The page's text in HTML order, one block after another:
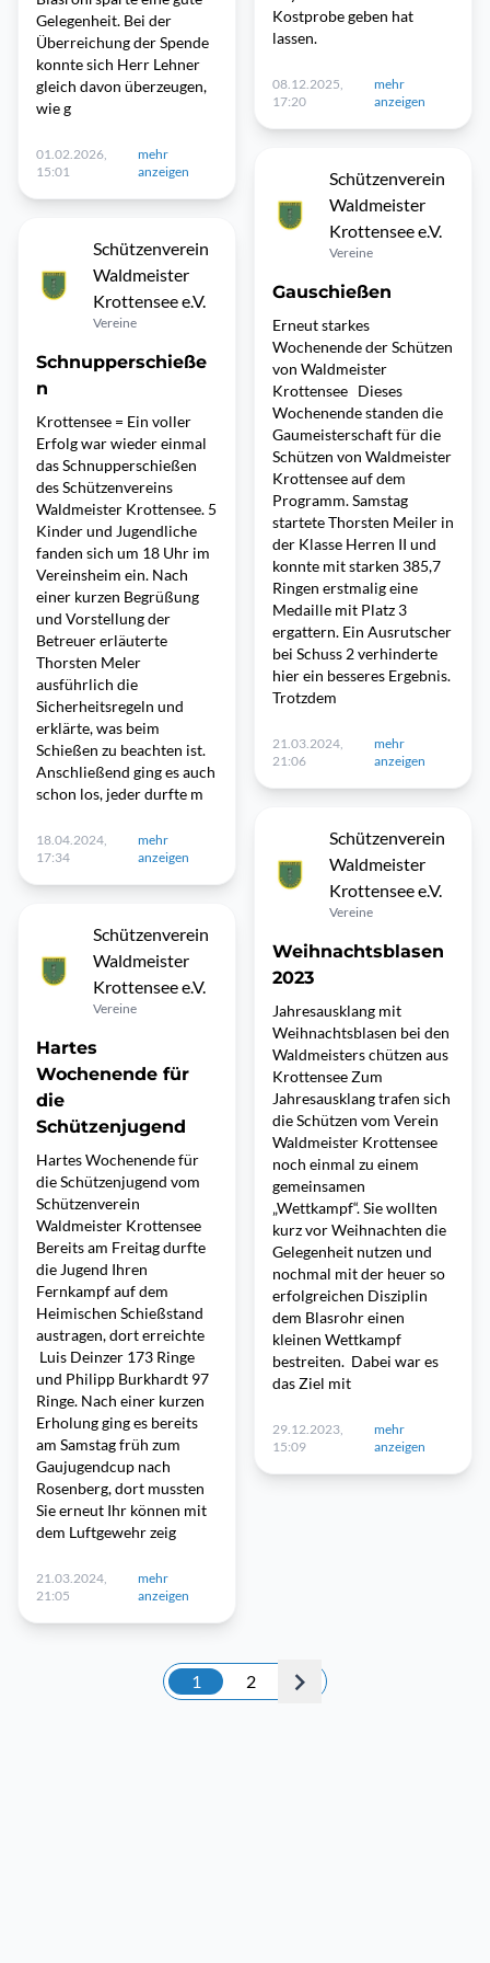
Gelegenheit. Bei der
Überreichung der Spende
konnte sich Herr Lehner
gleich davon überzeugen,
wie g
01.02.2026,
15:01
mehr
anzeigen
Schützenverein
Waldmeister
Krottensee e.V.
Vereine
Schnupperschieße
n
Krottensee = Ein voller
Erfolg war wieder einmal
das Schnupperschießen
des Schützenvereins
Waldmeister Krottensee. 5
Kinder und Jugendliche
fanden sich um 18 Uhr im
Vereinsheim ein. Nach
einer kurzen Begrüßung
und Vorstellung der
Betreuer erläuterte
Thorsten Meler
ausführlich die
Sicherheitsregeln und
erklärte, was beim
Schießen zu beachten ist.
Anschließend ging es auch
schon los, jeder durfte m
18.04.2024,
17:34
mehr
anzeigen
Schützenverein
Waldmeister
Krottensee e.V.
Vereine
Hartes
Wochenende für
die
Schützenjugend
Hartes Wochenende für
die Schützenjugend vom
Schützenverein
Waldmeister Krottensee
Bereits am Freitag durfte
die Jugend Ihren
Fernkampf auf dem
Heimischen Schießstand
austragen, dort erreichte
Luis Deinzer 173 Ringe
und Philipp Burkhardt 97
Ringe. Nach einer kurzen
Erholung ging es bereits
am Samstag früh zum
Gaujugendcup nach
Rosenberg, dort mussten
Sie erneut Ihr können mit
dem Luftgewehr zeig
21.03.2024,
21:05
mehr
anzeigen
Kostprobe geben hat
lassen.
08.12.2025,
17:20
mehr
anzeigen
Schützenverein
Waldmeister
Krottensee e.V.
Vereine
Gauschießen
Erneut starkes
Wochenende der Schützen
von Waldmeister
Krottensee Dieses
Wochenende standen die
Gaumeisterschaft für die
Schützen von Waldmeister
Krottensee auf dem
Programm. Samstag
startete Thorsten Meiler in
der Klasse Herren II und
konnte mit starken 385,7
Ringen erstmalig eine
Medaille mit Platz 3
ergattern. Ein Ausrutscher
bei Schuss 2 verhinderte
hier ein besseres Ergebnis.
Trotzdem
21.03.2024,
21:06
mehr
anzeigen
Schützenverein
Waldmeister
Krottensee e.V.
Vereine
Weihnachtsblasen
2023
Jahresausklang mit
Weihnachtsblasen bei den
Waldmeisters chützen aus
Krottensee Zum
Jahresausklang trafen sich
die Schützen vom Verein
Waldmeister Krottensee
noch einmal zu einem
gemeinsamen
„Wettkampf“. Sie wollten
kurz vor Weihnachten die
Gelegenheit nutzen und
nochmal mit der heuer so
erfolgreichen Disziplin
dem Blasrohr einen
kleinen Wettkampf
bestreiten. Dabei war es
das Ziel mit
29.12.2023,
15:09
mehr
anzeigen
1 2